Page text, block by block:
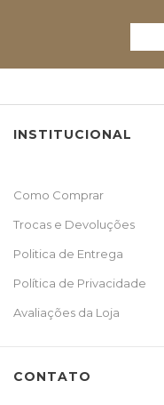
INSTITUCIONAL
Como Comprar
Trocas e Devoluções
Politica de Entrega
Política de Privacidade
Avaliações da Loja
CONTATO